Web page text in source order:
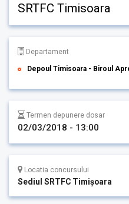
SRTFC Timisoara
Departament
Depoul Timisoara - Biroul
Termen depunere dosar
02/03/2018 - 13:00
Locatia concursului
Sediul SRTFC Timişoara